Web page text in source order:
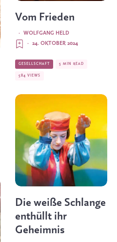
Vom Frieden
WOLFGANG HELD
·
24. OKTOBER 2024
·
GESELLSCHAFT 5 MIN READ
584 VIEWS
Die weiße Schlange
enthüllt ihr
Geheimnis